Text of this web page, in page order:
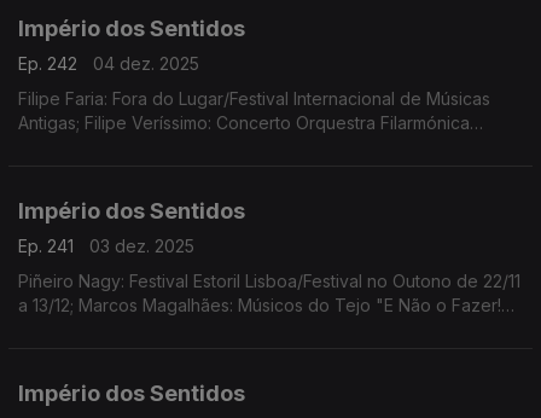
Império dos Sentidos
Ep. 242
04 dez. 2025
Filipe Faria: Fora do Lugar/Festival Internacional de Músicas
Antigas; Filipe Veríssimo: Concerto Orquestra Filarmónica
Império dos Sentidos
Ep. 241
03 dez. 2025
Piñeiro Nagy: Festival Estoril Lisboa/Festival no Outono de 22/11
a 13/12; Marcos Magalhães: Músicos do Tejo "E Não o Fazer!
Império dos Sentidos